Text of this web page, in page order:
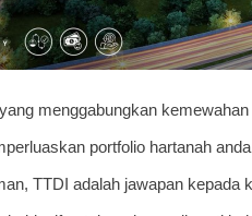
menggabungkan
portfolio hartanah
TTDI adalah jawapan kepada